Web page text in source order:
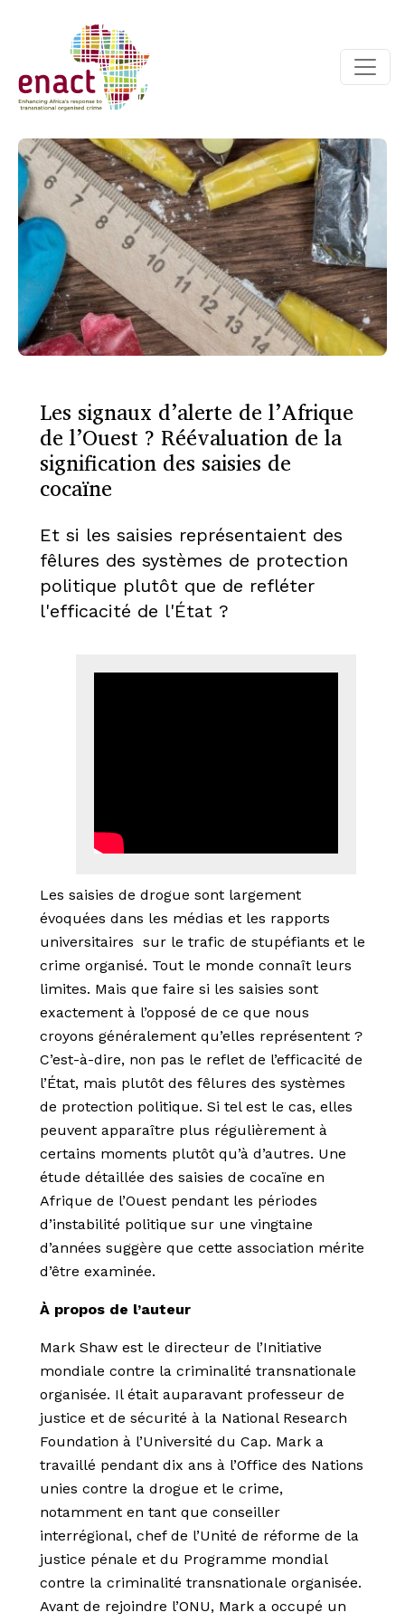
Les signaux d’alerte de l’Afrique
de l’Ouest ? Réévaluation de la
signification des saisies de
cocaïne
Et si les saisies représentaient des
fêlures des systèmes de protection
politique plutôt que de refléter
l'efficacité de l'État ?
Les saisies de drogue sont largement
évoquées dans les médias et les rapports
universitaires sur le trafic de stupéfiants et le
crime organisé. Tout le monde connaît leurs
limites. Mais que faire si les saisies sont
exactement à l’opposé de ce que nous
croyons généralement qu’elles représentent ?
C’est-à-dire, non pas le reflet de l’efficacité de
l’État, mais plutôt des fêlures des systèmes
de protection politique. Si tel est le cas, elles
peuvent apparaître plus régulièrement à
certains moments plutôt qu’à d’autres. Une
étude détaillée des saisies de cocaïne en
Afrique de l’Ouest pendant les périodes
d’instabilité politique sur une vingtaine
d’années suggère que cette association mérite
d’être examinée.
À propos de l’auteur
Mark Shaw est le directeur de l’Initiative
mondiale contre la criminalité transnationale
organisée. Il était auparavant professeur de
justice et de sécurité à la National Research
Foundation à l’Université du Cap. Mark a
travaillé pendant dix ans à l’Office des Nations
unies contre la drogue et le crime,
notamment en tant que conseiller
interrégional, chef de l’Unité de réforme de la
justice pénale et du Programme mondial
contre la criminalité transnationale organisée.
Avant de rejoindre l’ONU, Mark a occupé un